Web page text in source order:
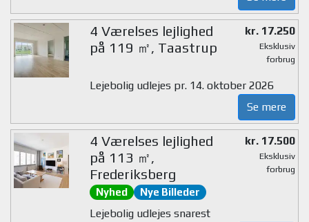
4 Værelses lejlighed
på 119 ㎡, Taastrup
kr. 17.250
Eksklusiv
forbrug
Lejebolig udlejes pr. 14. oktober 2026
Se mere
4 Værelses lejlighed
på 113 ㎡,
Frederiksberg
Nyhed Nye Billeder
kr. 17.500
Eksklusiv
forbrug
Lejebolig udlejes snarest